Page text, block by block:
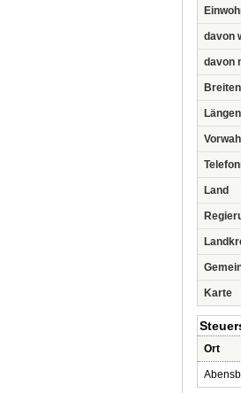
davon
davon
Vorwahl
Land
Karte
Ort